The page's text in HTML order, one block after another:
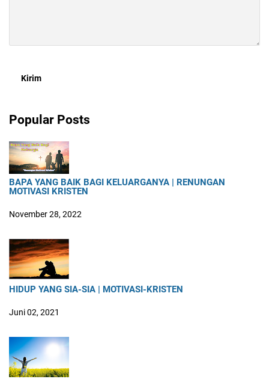
Popular Posts
BAPA YANG BAIK BAGI KELUARGANYA | RENUNGAN
MOTIVASI KRISTEN
November 28, 2022
HIDUP YANG SIA-SIA | MOTIVASI-KRISTEN
Juni 02, 2021